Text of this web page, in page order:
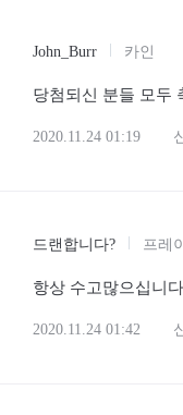
John_Burr 카인
당첨되신 분들 모두
2020.11.24 01:19
드랜합니다? 프레이
항상 수고많으십니
2020.11.24 01:42